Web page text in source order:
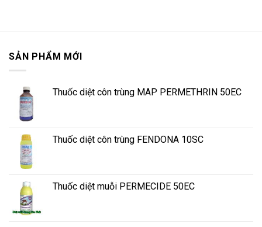
SẢN PHẨM MỚI
Thuốc diệt côn trùng MAP PERMETHRIN 50EC
Thuốc diệt côn trùng FENDONA 10SC
Thuốc diệt muỗi PERMECIDE 50EC